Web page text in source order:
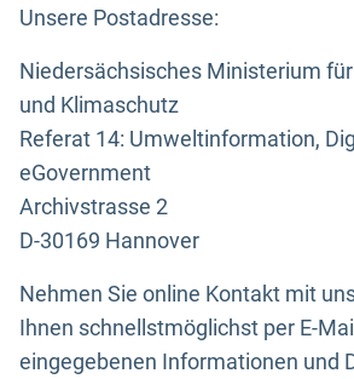
Unsere Postadresse:
Niedersächsisches Ministerium
und Klimaschutz
Referat 14: Umweltinformation,
eGovernment
Archivstrasse 2
D-30169 Hannover
Nehmen Sie online Kontakt mit
Ihnen schnellstmöglichst per E-
eingegebenen Informationen und